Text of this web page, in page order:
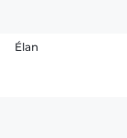
Élan